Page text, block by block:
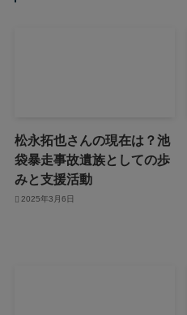
松永拓也さんの現在は？池
袋暴走事故遺族としての歩
みと支援活動
2025年3月6日